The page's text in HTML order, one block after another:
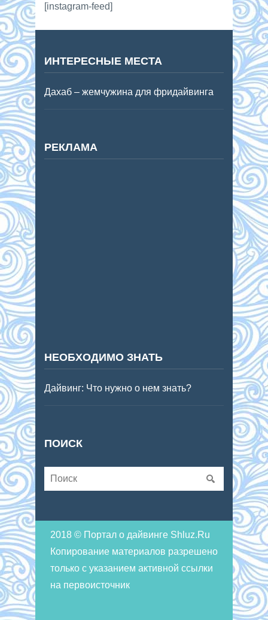
[instagram-feed]
ИНТЕРЕСНЫЕ МЕСТА
Дахаб – жемчужина для фридайвинга
РЕКЛАМА
НЕОБХОДИМО ЗНАТЬ
Дайвинг: Что нужно о нем знать?
ПОИСК
2018 © Портал о дайвинге Shluz.Ru
Копирование материалов разрешено
только с указанием активной ссылки
на первоисточник